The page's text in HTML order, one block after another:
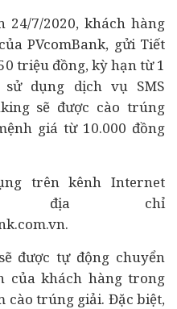
24/7/2020, khách hàng
PVcomBank, gửi Tiết
triệu đồng, kỳ hạn từ 1
dụng dịch vụ SMS
sẽ được cào trúng
giá từ 10.000 đồng
trên kênh Internet
địa chỉ
được tự động chuyển
của khách hàng trong
cào trúng giải. Đặc biệt,